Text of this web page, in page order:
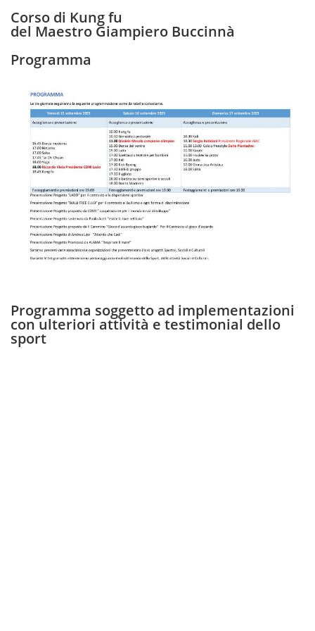
Corso di Kung fu
del Maestro Giampiero Buccinnà
Programma
Programma soggetto ad implementazioni
con ulteriori attività e testimonial dello
sport